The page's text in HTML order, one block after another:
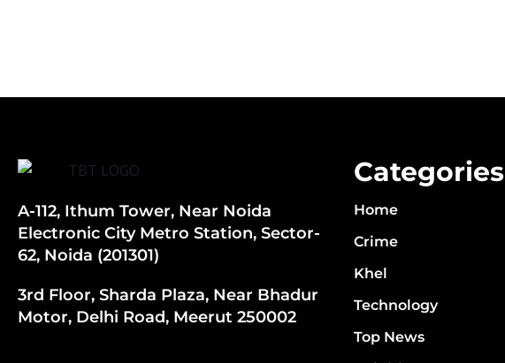
A-112, Ithum Tower, Near Noida
Electronic City Metro Station, Sector-
62, Noida (201301)
3rd Floor, Sharda Plaza, Near Bhadur
Motor, Delhi Road, Meerut 250002
Categories
Home
Crime
Khel
Technology
Top News